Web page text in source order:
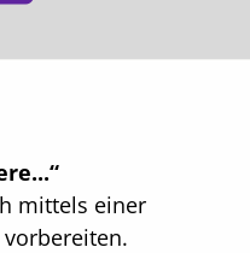
mittels einer